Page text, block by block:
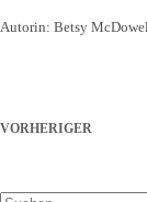
Autorin: Betsy
VORHERIGER